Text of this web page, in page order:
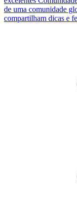
de uma comunidade
compartilham dicas e